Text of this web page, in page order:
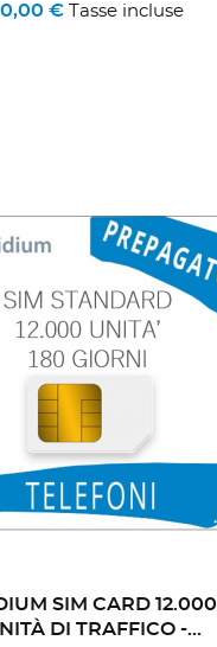
0,00 € Tasse incluse
SIM CARD 12.000
DI TRAFFICO -...